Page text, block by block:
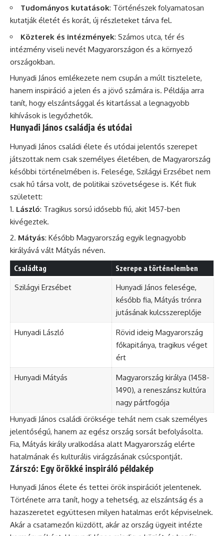
Tudományos kutatások: Történészek folyamatosan
kutatják életét és korát, új részleteket tárva fel.
Közterek és intézmények: Számos utca, tér és
intézmény viseli nevét Magyarországon és a környező
országokban.
Hunyadi János emlékezete nem csupán a múlt tisztelete,
hanem inspiráció a jelen és a jövő számára is. Példája arra
tanít, hogy elszántsággal és kitartással a legnagyobb
kihívások is legyőzhetők.
Hunyadi János családja és utódai
Hunyadi János családi élete és utódai jelentős szerepet
játszottak nem csak személyes életében, de Magyarország
későbbi történelmében is. Felesége, Szilágyi Erzsébet nem
csak hű társa volt, de politikai szövetségese is. Két fiuk
született:
László: Tragikus sorsú idősebb fiú, akit 1457-ben
kivégeztek.
Mátyás: Később Magyarország egyik legnagyobb
királyává vált Mátyás néven.
Családtag Szerepe a történelemben
Szilágyi Erzsébet
Hunyadi János felesége,
később fia, Mátyás trónra
jutásának kulcsszereplője
Hunyadi László
Rövid ideig Magyarország
főkapitánya, tragikus véget
ért
Hunyadi Mátyás
Magyarország királya (1458-
1490), a reneszánsz kultúra
nagy pártfogója
Hunyadi János családi öröksége tehát nem csak személyes
jelentőségű, hanem az egész ország sorsát befolyásolta.
Fia, Mátyás király uralkodása alatt Magyarország elérte
hatalmának és kulturális virágzásának csúcspontját.
Zárszó: Egy örökké inspiráló példakép
Hunyadi János élete és tettei örök inspirációt jelentenek.
Története arra tanít, hogy a tehetség, az elszántság és a
hazaszeretet együttesen milyen hatalmas erőt képviselnek.
Akár a csatamezőn küzdött, akár az ország ügyeit intézte